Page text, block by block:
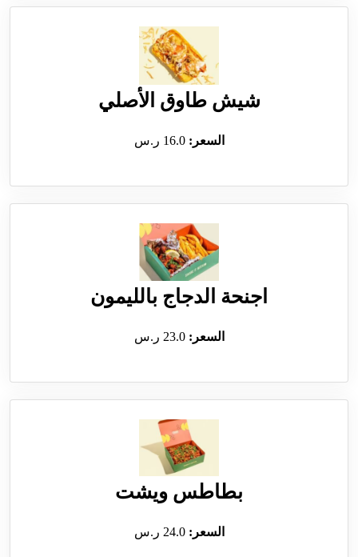
شيش طاوق الأصلي
السعر:16.0 ر.س
اجنحة الدجاج بالليمون
السعر:23.0 ر.س
بطاطس ويشت
السعر:24.0 ر.س